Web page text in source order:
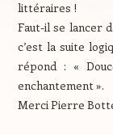
littéraires !
Faut-il se lancer
c’est la suite
répond : «
enchantement ».
Merci Pierre